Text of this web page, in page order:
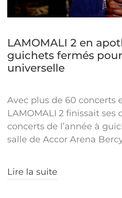
LAMOMALI 2 en
guichets fermés
universelle
Avec plus de 60 concerts
LAMOMALI 2 finissait ses
concerts de l’année à
salle de Accor Arena
Lire la suite